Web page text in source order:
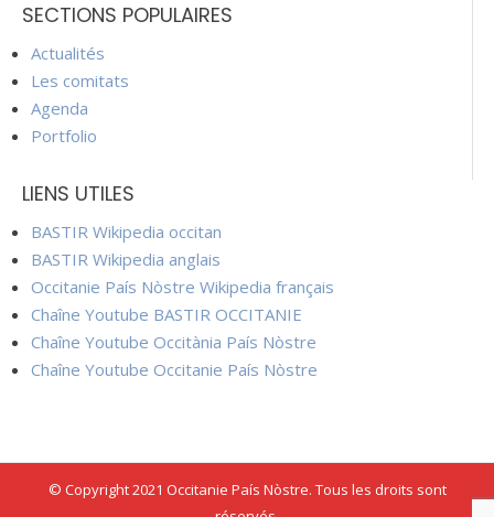
SECTIONS POPULAIRES
Actualités
Les comitats
Agenda
Portfolio
LIENS UTILES
BASTIR Wikipedia occitan
BASTIR Wikipedia anglais
Occitanie País Nòstre Wikipedia français
Chaîne Youtube BASTIR OCCITANIE
Chaîne Youtube Occitània País Nòstre
Chaîne Youtube Occitanie País Nòstre
© Copyright 2021 Occitanie País Nòstre. Tous les droits sont